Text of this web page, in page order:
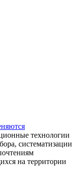
технологии
систематизации
на территории